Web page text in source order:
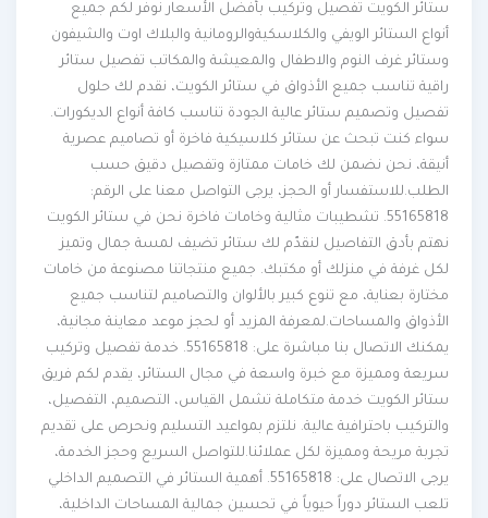
ستائر الكويت تفصيل وتركيب بأفضل الأسعار نوفر لكم جميع
أنواع الستائر الويفي والكلاسكيةوالرومانية والبلاك اوت والشيفون
وستائر غرف النوم والاطفال والمعيشة والمكاتب تفصيل ستائر
راقية تناسب جميع الأذواق في ستائر الكويت، نقدم لك حلول
تفصيل وتصميم ستائر عالية الجودة تناسب كافة أنواع الديكورات.
سواء كنت تبحث عن ستائر كلاسيكية فاخرة أو تصاميم عصرية
أنيقة، نحن نضمن لك خامات ممتازة وتفصيل دقيق حسب
الطلب.للاستفسار أو الحجز، يرجى التواصل معنا على الرقم:
55165818. تشطيبات مثالية وخامات فاخرة نحن في ستائر الكويت
نهتم بأدق التفاصيل لنقدّم لك ستائر تضيف لمسة جمال وتميز
لكل غرفة في منزلك أو مكتبك. جميع منتجاتنا مصنوعة من خامات
مختارة بعناية، مع تنوع كبير بالألوان والتصاميم لتناسب جميع
الأذواق والمساحات.لمعرفة المزيد أو لحجز موعد معاينة مجانية،
يمكنك الاتصال بنا مباشرة على: 55165818. خدمة تفصيل وتركيب
سريعة ومميزة مع خبرة واسعة في مجال الستائر، يقدم لكم فريق
ستائر الكويت خدمة متكاملة تشمل القياس، التصميم، التفصيل،
والتركيب باحترافية عالية. نلتزم بمواعيد التسليم ونحرص على تقديم
تجربة مريحة ومميزة لكل عملائنا.للتواصل السريع وحجز الخدمة،
يرجى الاتصال على: 55165818. أهمية الستائر في التصميم الداخلي
تلعب الستائر دوراً حيوياً في تحسين جمالية المساحات الداخلية،